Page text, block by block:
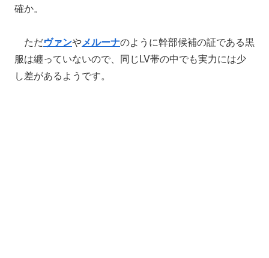
確か。
ただヴァンやメルーナのように幹部候補の証である黒
服は纏っていないので、同じLV帯の中でも実力には少
し差があるようです。